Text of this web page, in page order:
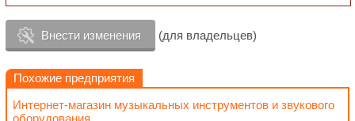
Внести изменения (для владельцев)
Похожие предприятия
Интернет-магазин музыкальных инструментов и звукового
оборудования